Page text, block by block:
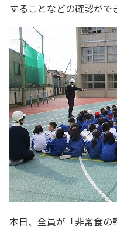
することなどの確認がで
本日、全員が「非常食の